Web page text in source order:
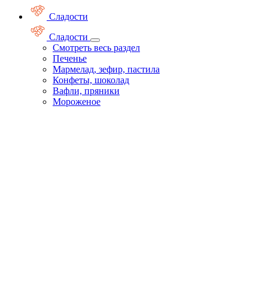
Сладости
Сладости
Смотреть весь раздел
Печенье
Мармелад, зефир, пастила
Конфеты, шоколад
Вафли, пряники
Мороженое